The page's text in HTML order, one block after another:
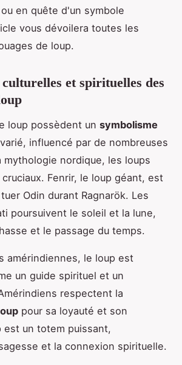
en quête d'un symbole
vous dévoilera toutes les
de loup.
et spirituelles des
loup possèdent un symbolisme
influencé par de nombreuses
mythologie nordique, les loups
Fenrir, le loup géant, est
Odin durant Ragnarök. Les
poursuivent le soleil et la lune,
et le passage du temps.
amérindiennes, le loup est
un guide spirituel et un
respectent la
pour sa loyauté et son
est un totem puissant,
et la connexion spirituelle.